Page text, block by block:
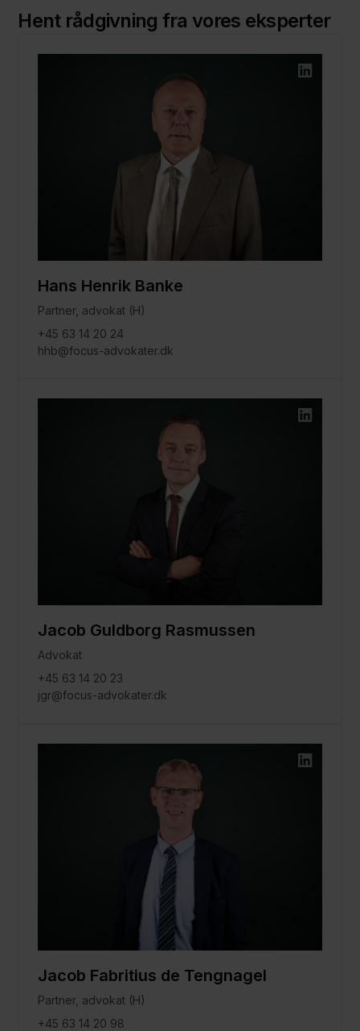
Hent rådgivning fra vores eksperter
Hans Henrik Banke
Partner, advokat (H)
+45 63 14 20 24
hhb@focus-advokater.dk
Jacob Guldborg Rasmussen
Advokat
+45 63 14 20 23
jgr@focus-advokater.dk
Jacob Fabritius de Tengnagel
Partner, advokat (H)
+45 63 14 20 98